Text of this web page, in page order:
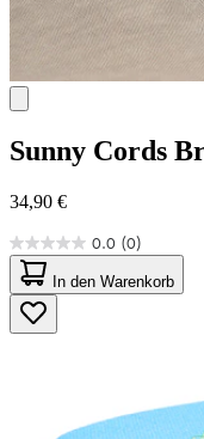
Sunny Cords
34,90 €
0.0 (0)
0.0
von
5
Sternen.
In den Warenkorb